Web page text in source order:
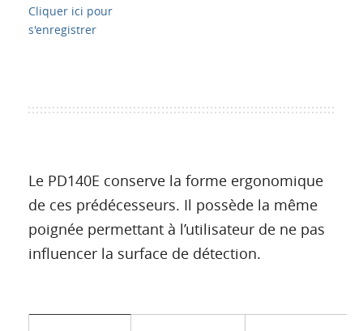
Cliquer ici pour
s'enregistrer
Le PD140E conserve la forme ergonomique
de ces prédécesseurs. Il possède la même
poignée permettant à l’utilisateur de ne pas
influencer la surface de détection.